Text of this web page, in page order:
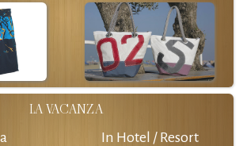
LA VACANZA
In Hotel / Resort